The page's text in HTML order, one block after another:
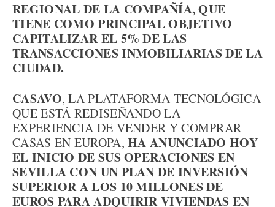
REGIONAL DE LA COMPAÑÍA, QUE
TIENE COMO PRINCIPAL OBJETIVO
CAPITALIZAR EL 5% DE LAS
TRANSACCIONES INMOBILIARIAS DE LA
CIUDAD.
CASAVO, LA PLATAFORMA TECNOLÓGICA
QUE ESTÁ REDISEÑANDO LA
EXPERIENCIA DE VENDER Y COMPRAR
CASAS EN EUROPA,HA ANUNCIADO HOY
EL INICIO DE SUS OPERACIONES EN
SEVILLA CON UN PLAN DE INVERSIÓN
SUPERIOR A LOS 10 MILLONES DE
EUROS PARA ADQUIRIR VIVIENDAS EN